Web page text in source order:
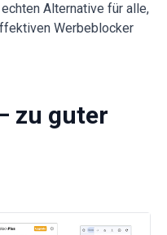
Alternative für alle,
Werbeblocker
zu guter